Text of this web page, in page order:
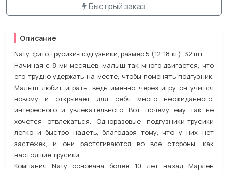
Быстрый заказ
Описание
Naty, фито трусики-подгузники, размер 5 (12-18 кг), 32 шт
Начиная с 8-ми месяцев, малыш так много двигается, что
его трудно удержать на месте, чтобы поменять подгузник.
Малыш любит играть, ведь именно через игру он учится
новому и открывает для себя много неожиданного,
интересного и увлекательного. Вот почему ему так не
хочется отвлекаться. Одноразовые подгузники-трусики
легко и быстро надеть, благодаря тому, что у них нет
застежек, и они растягиваются во все стороны, как
настоящие трусики.
Компания Naty основана более 10 лет назад Марлен